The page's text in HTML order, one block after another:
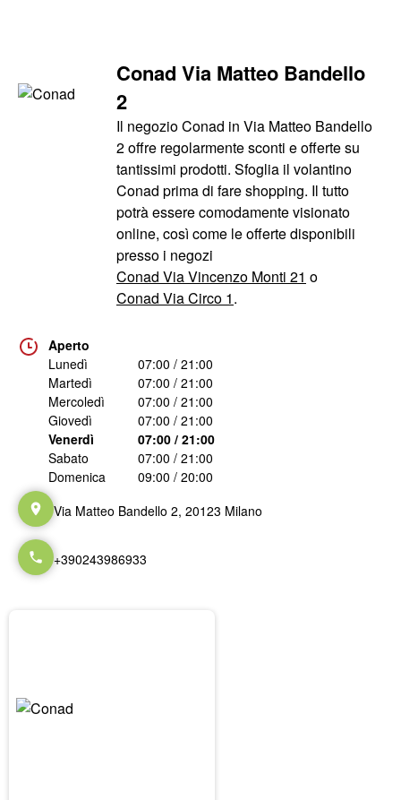
Conad Via Matteo Bandello
2
Il negozio Conad in Via Matteo Bandello
2 offre regolarmente sconti e offerte su
tantissimi prodotti. Sfoglia il volantino
Conad prima di fare shopping. Il tutto
potrà essere comodamente visionato
online, così come le offerte disponibili
presso i negozi
Conad Via Vincenzo Monti 21 o
Conad Via Circo 1.
Aperto
Lunedì
07:00 / 21:00
Martedì
07:00 / 21:00
Mercoledì
07:00 / 21:00
Giovedì
07:00 / 21:00
Venerdì
07:00 / 21:00
Sabato
07:00 / 21:00
Domenica
09:00 / 20:00
Via Matteo Bandello 2, 20123 Milano
+390243986933